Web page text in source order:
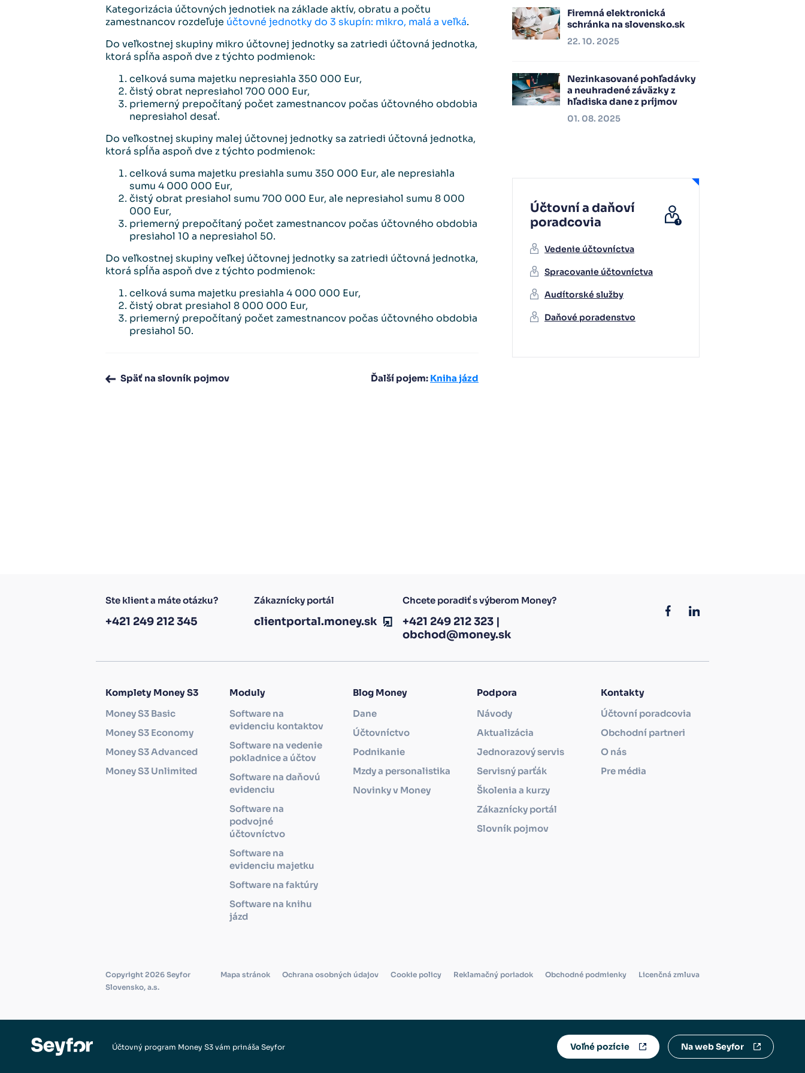
Kategorizácia účtovných jednotiek na základe aktív, obratu a počtu
zamestnancov rozdeľuje účtovné jednotky do 3 skupín: mikro, malá a veľká.
Do veľkostnej skupiny mikro účtovnej jednotky sa zatriedi účtovná jednotka,
ktorá spĺňa aspoň dve z týchto podmienok:
celková suma majetku nepresiahla 350 000 Eur,
čistý obrat nepresiahol 700 000 Eur,
priemerný prepočítaný počet zamestnancov počas účtovného obdobia
nepresiahol desať.
Do veľkostnej skupiny malej účtovnej jednotky sa zatriedi účtovná jednotka,
ktorá spĺňa aspoň dve z týchto podmienok:
celková suma majetku presiahla sumu 350 000 Eur, ale nepresiahla
sumu 4 000 000 Eur,
čistý obrat presiahol sumu 700 000 Eur, ale nepresiahol sumu 8 000
000 Eur,
priemerný prepočítaný počet zamestnancov počas účtovného obdobia
presiahol 10 a nepresiahol 50.
Do veľkostnej skupiny veľkej účtovnej jednotky sa zatriedi účtovná jednotka,
ktorá spĺňa aspoň dve z týchto podmienok:
celková suma majetku presiahla 4 000 000 Eur,
čistý obrat presiahol 8 000 000 Eur,
priemerný prepočítaný počet zamestnancov počas účtovného obdobia
presiahol 50.
Späť na slovník pojmov Ďalší pojem: Kniha jázd
Firemná elektronická
schránka na slovensko.sk
22. 10. 2025
Nezinkasované pohľadávky
a neuhradené záväzky z
hľadiska dane z príjmov
01. 08. 2025
Účtovní a daňoví
poradcovia
Vedenie účtovníctva
Spracovanie účtovníctva
Audítorské služby
Daňové poradenstvo
Ste klient a máte otázku?
+421 249 212 345
Zákaznícky portál
clientportal.money.sk
Chcete poradiť s výberom Money?
+421 249 212 323 |
obchod@money.sk
Komplety Money S3
Money S3 Basic
Money S3 Economy
Money S3 Advanced
Money S3 Unlimited
Moduly
Software na
evidenciu kontaktov
Software na vedenie
pokladnice a účtov
Software na daňovú
evidenciu
Software na
podvojné
účtovníctvo
Software na
evidenciu majetku
Software na faktúry
Software na knihu
jázd
Blog Money
Dane
Účtovníctvo
Podnikanie
Mzdy a personalistika
Novinky v Money
Podpora
Návody
Aktualizácia
Jednorazový servis
Servisný parťák
Školenia a kurzy
Zákaznícky portál
Slovník pojmov
Kontakty
Účtovní poradcovia
Obchodní partneri
O nás
Pre média
Copyright 2026 Seyfor
Slovensko, a.s.
Mapa stránok Ochrana osobných údajov Cookie policy Reklamačný poriadok Obchodné podmienky Licenčná zmluva
Účtovný program Money S3 vám prináša Seyfor Voľné pozície Na web Seyfor